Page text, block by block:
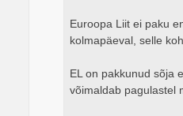
Euroopa Liit ei paku
kolmapäeval, selle
EL on pakkunud sõja
võimaldab pagulastel